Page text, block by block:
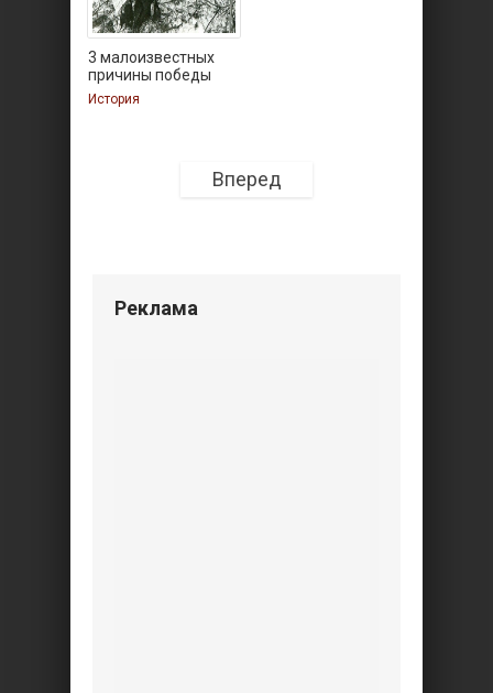
3 малоизвестных
причины победы
ссср в
История
Вперед
Реклама